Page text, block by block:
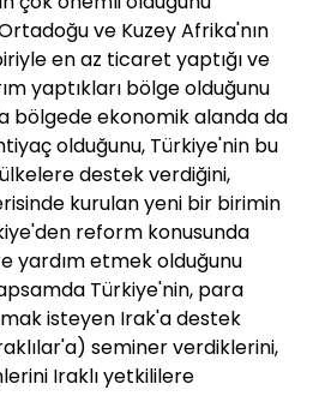
ve Kuzey Afrika'nın
en az ticaret yaptığı ve
yaptıkları bölge olduğunu
bölgede ekonomik alanda da
olduğunu, Türkiye'nin bu
destek verdiğini,
kurulan yeni bir birimin
reform konusunda
yardım etmek olduğunu
Türkiye'nin, para
isteyen Irak'a destek
seminer verdiklerini,
Iraklı yetkililere